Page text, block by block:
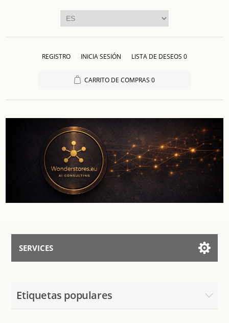
REGISTRO INICIA SESIÓN LISTA DE DESEOS 0
CARRITO DE COMPRAS 0
SERVICES
Hablar con el Asistente
Etiquetas populares